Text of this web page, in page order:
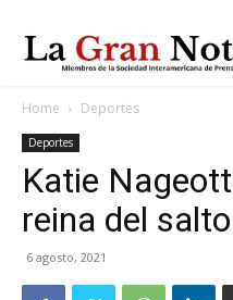
Home Deportes
Deportes
Katie
reina del
6 agosto, 2021